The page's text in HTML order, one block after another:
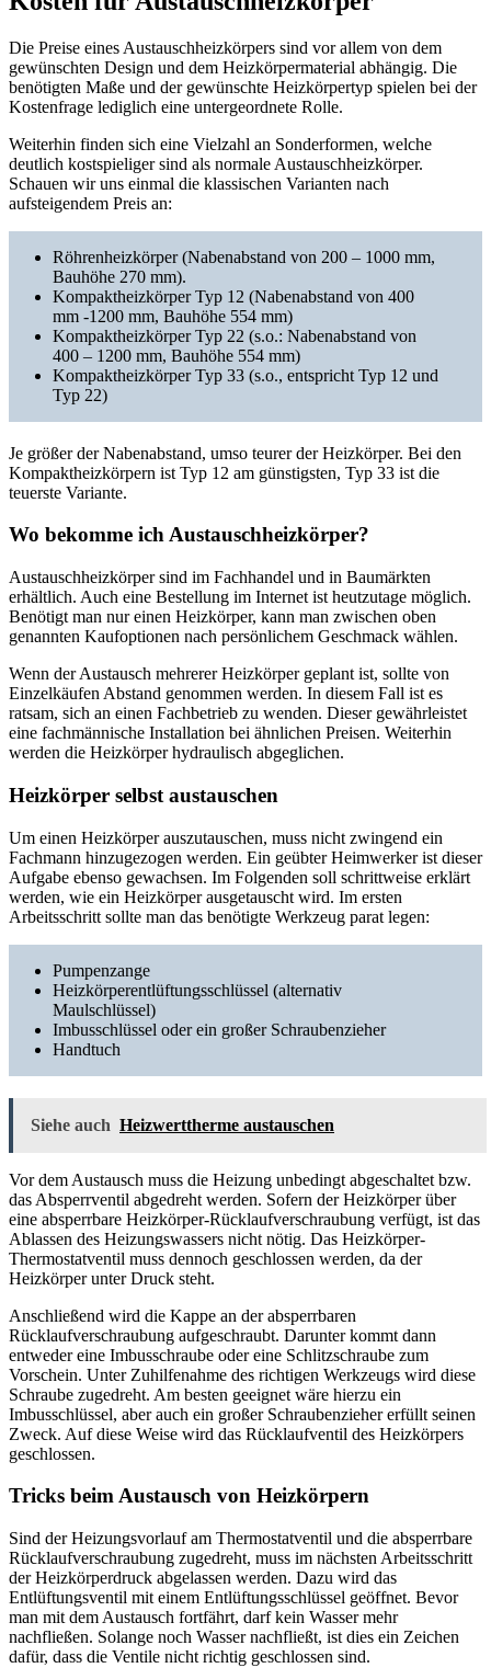
Die Preise eines Austauschheizkörpers sind vor allem von dem
gewünschten Design und dem Heizkörpermaterial abhängig. Die
benötigten Maße und der gewünschte Heizkörpertyp spielen bei der
Kostenfrage lediglich eine untergeordnete Rolle.
Weiterhin finden sich eine Vielzahl an Sonderformen, welche
deutlich kostspieliger sind als normale Austauschheizkörper.
Schauen wir uns einmal die klassischen Varianten nach
aufsteigendem Preis an:
Röhrenheizkörper (Nabenabstand von 200 – 1000 mm,
Bauhöhe 270 mm).
Kompaktheizkörper Typ 12 (Nabenabstand von 400
mm -1200 mm, Bauhöhe 554 mm)
Kompaktheizkörper Typ 22 (s.o.: Nabenabstand von
400 – 1200 mm, Bauhöhe 554 mm)
Kompaktheizkörper Typ 33 (s.o., entspricht Typ 12 und
Typ 22)
Je größer der Nabenabstand, umso teurer der Heizkörper. Bei den
Kompaktheizkörpern ist Typ 12 am günstigsten, Typ 33 ist die
teuerste Variante.
Wo bekomme ich Austauschheizkörper?
Austauschheizkörper sind im Fachhandel und in Baumärkten
erhältlich. Auch eine Bestellung im Internet ist heutzutage möglich.
Benötigt man nur einen Heizkörper, kann man zwischen oben
genannten Kaufoptionen nach persönlichem Geschmack wählen.
Wenn der Austausch mehrerer Heizkörper geplant ist, sollte von
Einzelkäufen Abstand genommen werden. In diesem Fall ist es
ratsam, sich an einen Fachbetrieb zu wenden. Dieser gewährleistet
eine fachmännische Installation bei ähnlichen Preisen. Weiterhin
werden die Heizkörper hydraulisch abgeglichen.
Heizkörper selbst austauschen
Um einen Heizkörper auszutauschen, muss nicht zwingend ein
Fachmann hinzugezogen werden. Ein geübter Heimwerker ist dieser
Aufgabe ebenso gewachsen. Im Folgenden soll schrittweise erklärt
werden, wie ein Heizkörper ausgetauscht wird. Im ersten
Arbeitsschritt sollte man das benötigte Werkzeug parat legen:
Pumpenzange
Heizkörperentlüftungsschlüssel (alternativ
Maulschlüssel)
Imbusschlüssel oder ein großer Schraubenzieher
Handtuch
Siehe auch Heizwerttherme austauschen
Vor dem Austausch muss die Heizung unbedingt abgeschaltet bzw.
das Absperrventil abgedreht werden. Sofern der Heizkörper über
eine absperrbare Heizkörper-Rücklaufverschraubung verfügt, ist das
Ablassen des Heizungswassers nicht nötig. Das Heizkörper-
Thermostatventil muss dennoch geschlossen werden, da der
Heizkörper unter Druck steht.
Anschließend wird die Kappe an der absperrbaren
Rücklaufverschraubung aufgeschraubt. Darunter kommt dann
entweder eine Imbusschraube oder eine Schlitzschraube zum
Vorschein. Unter Zuhilfenahme des richtigen Werkzeugs wird diese
Schraube zugedreht. Am besten geeignet wäre hierzu ein
Imbusschlüssel, aber auch ein großer Schraubenzieher erfüllt seinen
Zweck. Auf diese Weise wird das Rücklaufventil des Heizkörpers
geschlossen.
Tricks beim Austausch von Heizkörpern
Sind der Heizungsvorlauf am Thermostatventil und die absperrbare
Rücklaufverschraubung zugedreht, muss im nächsten Arbeitsschritt
der Heizkörperdruck abgelassen werden. Dazu wird das
Entlüftungsventil mit einem Entlüftungsschlüssel geöffnet. Bevor
man mit dem Austausch fortfährt, darf kein Wasser mehr
nachfließen. Solange noch Wasser nachfließt, ist dies ein Zeichen
dafür, dass die Ventile nicht richtig geschlossen sind.